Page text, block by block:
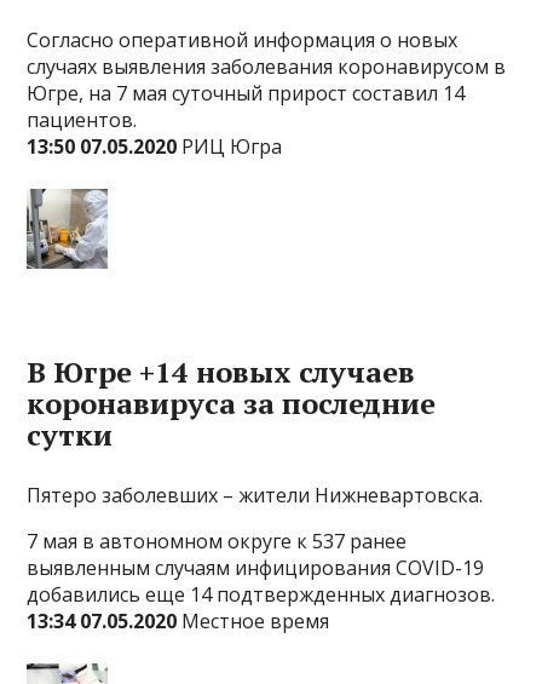
Согласно оперативной информация о новых
случаях выявления заболевания коронавирусом в
Югре, на 7 мая суточный прирост составил 14
пациентов.
13:50 07.05.2020 РИЦ Югра
В Югре +14 новых случаев
коронавируса за последние
сутки
Пятеро заболевших – жители Нижневартовска.
7 мая в автономном округе к 537 ранее
выявленным случаям инфицирования COVID-19
добавились еще 14 подтвержденных диагнозов.
13:34 07.05.2020 Местное время